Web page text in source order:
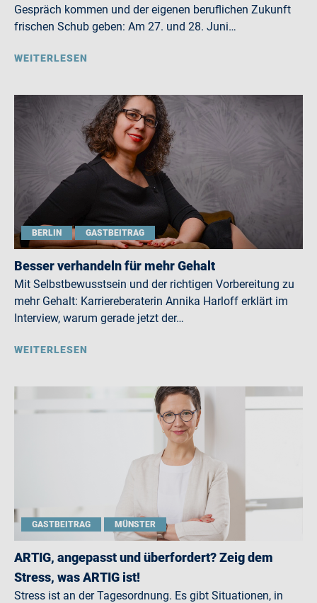
Gespräch kommen und der eigenen beruflichen Zukunft
frischen Schub geben: Am 27. und 28. Juni…
WEITERLESEN
BERLIN GASTBEITRAG
Besser verhandeln für mehr Gehalt
Mit Selbstbewusstsein und der richtigen Vorbereitung zu
mehr Gehalt: Karriereberaterin Annika Harloff erklärt im
Interview, warum gerade jetzt der…
WEITERLESEN
GASTBEITRAG MÜNSTER
ARTIG, angepasst und überfordert? Zeig dem
Stress, was ARTIG ist!
Stress ist an der Tagesordnung. Es gibt Situationen, in